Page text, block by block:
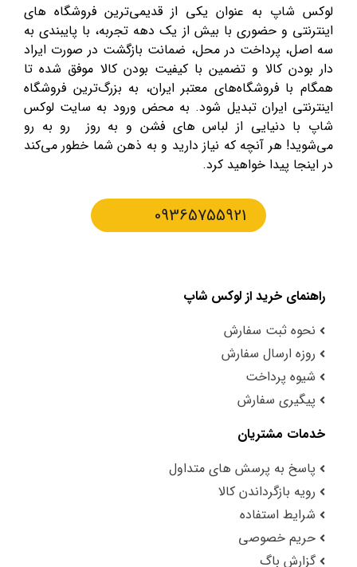
لوکس شاپ به عنوان یکی از قدیمی‌ترین فروشگاه های
اینترنتی و حضوری با بیش از یک دهه تجربه، با پایبندی به
سه اصل، پرداخت در محل، ضمانت بازگشت در صورت ایراد
دار بودن کالا و تضمین با کیفیت بودن کالا موفق شده تا
همگام با فروشگاه‌های معتبر ایران، به بزرگ‌ترین فروشگاه
اینترنتی ایران تبدیل شود. به محض ورود به سایت لوکس
شاپ با دنیایی از لباس های فشن و به روز رو به رو
می‌شوید! هر آنچه که نیاز دارید و به ذهن شما خطور می‌کند
در اینجا پیدا خواهید کرد.
09365755921
راهنمای خرید از لوکس شاپ
نحوه ثبت سفارش
روزه ارسال سفارش
شیوه پرداخت
پیگیری سفارش
خدمات مشتریان
پاسخ به پرسش های متداول
رویه بازگرداندن کالا
شرایط استفاده
حریم خصوصی
گزارش باگ